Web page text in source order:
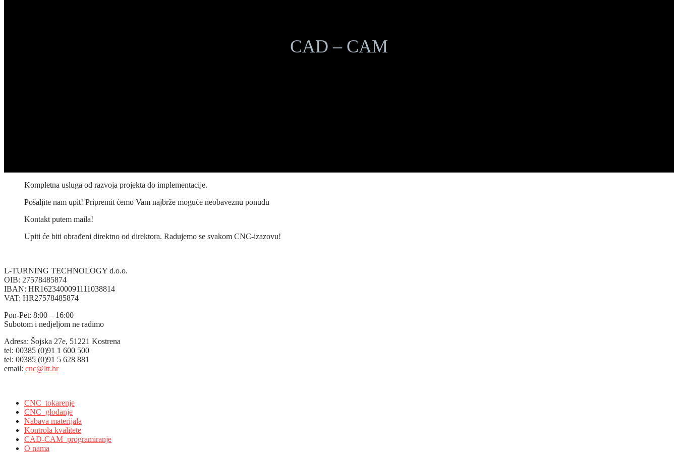
CAD – CAM
Kompletna usluga od razvoja projekta do implementacije.
Pošaljite nam upit! Pripremit ćemo Vam najbrže moguće neobaveznu ponudu
Kontakt putem maila!
Upiti će biti obrađeni direktno od direktora. Radujemo se svakom CNC-izazovu!
L-TURNING TECHNOLOGY d.o.o.
OIB: 27578485874
IBAN: HR1623400091111038814
VAT: HR27578485874
Pon-Pet: 8:00 – 16:00
Subotom i nedjeljom ne radimo
Adresa: Šojska 27e, 51221 Kostrena
tel: 00385 (0)91 1 600 500
tel: 00385 (0)91 5 628 881
email: cnc@ltt.hr
CNC_tokarenje
CNC_glodanje
Nabava materijala
Kontrola kvalitete
CAD-CAM_programiranje
O nama